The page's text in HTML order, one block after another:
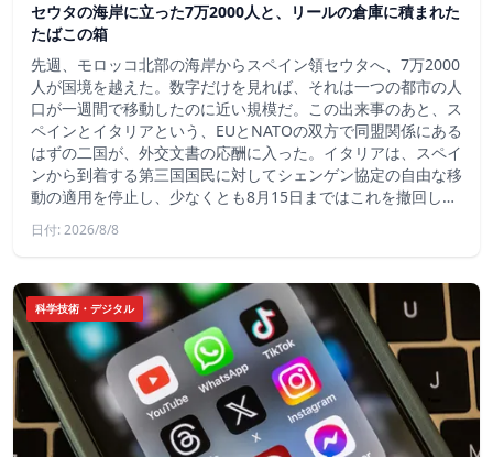
セウタの海岸に立った7万2000人と、リールの倉庫に積まれた
たばこの箱
先週、モロッコ北部の海岸からスペイン領セウタへ、7万2000
人が国境を越えた。数字だけを見れば、それは一つの都市の人
口が一週間で移動したのに近い規模だ。この出来事のあと、ス
ペインとイタリアという、EUとNATOの双方で同盟関係にある
はずの二国が、外交文書の応酬に入った。イタリアは、スペイ
ンから到着する第三国国民に対してシェンゲン協定の自由な移
動の適用を停止し、少なくとも8月15日まではこれを撤回し…
日付: 2026/8/8
科学技術・デジタル